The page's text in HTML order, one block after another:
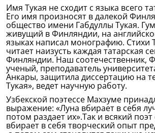
Имя Тукая не сходит с языка всего
Его имя произносят в далекой
общество имени Габдуллы Тукая.
живущий в Финляндии, на
языках написал монографию. Стихи
читает наизусть каждая татарская
Финляндии. Наш соотечественник,
ученый, преподаватель
Анкары, защитила диссертацию на
Тукая», ведет научную работу.
Узбекской поэтессе Махзуме
выражение: «Луна вбирает в себя
потом раздает их».Так и всякий поэт
вбирает в себя творческий опыт